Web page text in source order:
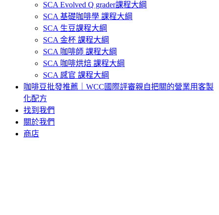
SCA Evolved Q grader課程大綱
SCA 基礎咖啡學 課程大綱
SCA 生豆課程大綱
SCA 金杯 課程大綱
SCA 咖啡師 課程大綱
SCA 咖啡烘焙 課程大綱
SCA 感官 課程大綱
咖啡豆批發推薦｜WCC國際評審親自把關的營業用客製
化配方
找到我們
關於我們
商店